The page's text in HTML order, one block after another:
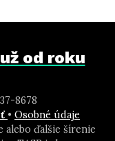
od roku
8678
• Osobné údaje
alebo ďalšie šírenie